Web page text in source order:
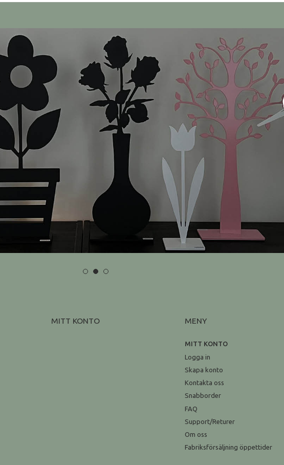
MITT KONTO MENY
MITT KONTO
Logga in
Skapa konto
Kontakta oss
Snabborder
FAQ
Support/Returer
Om oss
Fabriksförsäljning öppettider